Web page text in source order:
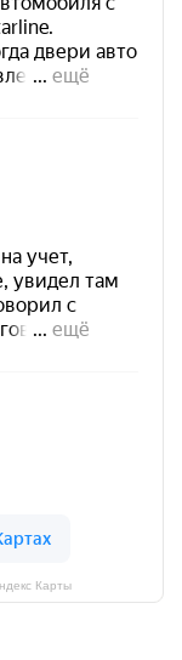
Карты